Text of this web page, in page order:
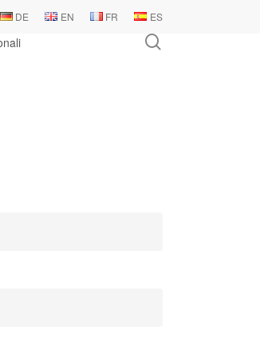
DE EN FR ES